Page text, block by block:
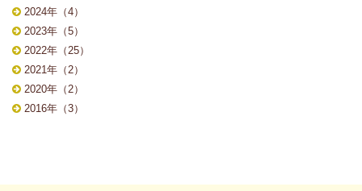
2024年（4）
2023年（5）
2022年（25）
2021年（2）
2020年（2）
2016年（3）